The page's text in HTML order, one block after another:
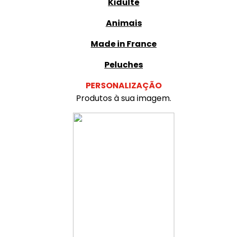
Animais
Made in France
Peluches
PERSONALIZAÇÃO
Produtos à sua imagem.